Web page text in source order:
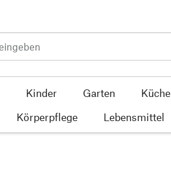
Kinder Garten Küche
Körperpflege Lebensmittel